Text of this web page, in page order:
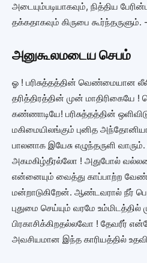
அடையும்படியாகவும், நித்திய
தக்கதாகவும் கிருபை
அனுகூலமடைய செபம்
ஓ ! பரிசுத்தத்தின் வெண்மையான
தரித்திரத்தின் முன் மாதிரிகையே
கண்ணாடியே! பரிசுத்தத்தின்
மகிமையிலங்கும் புனித
பாலனாக இயேசு எழுந்தருளி வாரும்.
அகமகிழ்தீரல்லோ ! அதுபோல்
என்னையும் வைத்து காப்பாற்ற
மன்றாடுகிறேன். ஆண்டவரால் நீர்
புதுமை செய்யும் வரமே உம்மிடத்தில்
பிரகாசிக்கிறதல்லவோ ! தேவரீர்
அவசியமான இந்த காரியத்தில்